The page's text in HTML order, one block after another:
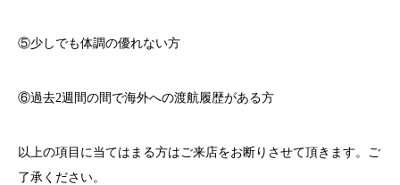
⑤少しでも体調の優れない方
⑥過去2週間の間で海外への渡航履歴がある方
以上の項目に当てはまる方はご来店をお断りさせて頂きます。ご
了承ください。